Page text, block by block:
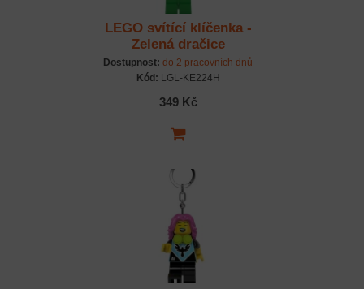
LEGO svítící klíčenka -
Zelená dračice
Dostupnost: do 2 pracovních dnů
Kód: LGL-KE224H
349 Kč